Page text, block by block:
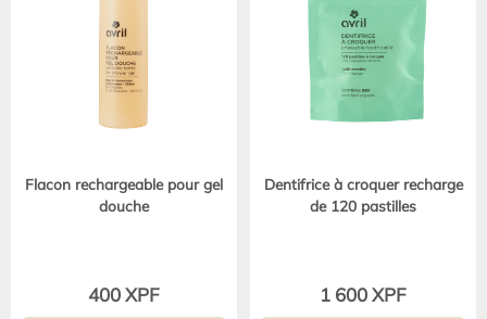
Flacon rechargeable pour gel
douche
400 XPF
Dentifrice à croquer recharge
de 120 pastilles
1 600 XPF